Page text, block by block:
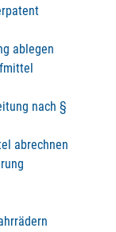
ablegen
nach §
abrechnen